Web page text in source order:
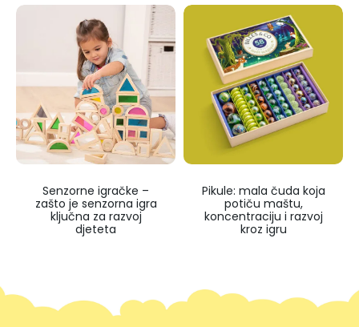
Senzorne igračke –
zašto je senzorna igra
ključna za razvoj
djeteta
Pikule: mala čuda koja
potiču maštu,
koncentraciju i razvoj
kroz igru